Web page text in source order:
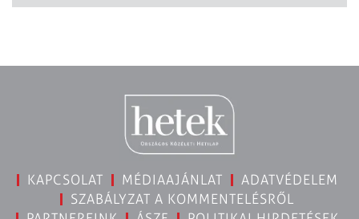
KAPCSOLAT MÉDIAAJÁNLAT
ADATVÉDELEM
SZABÁLYZAT A KOMMENTELÉSRŐL